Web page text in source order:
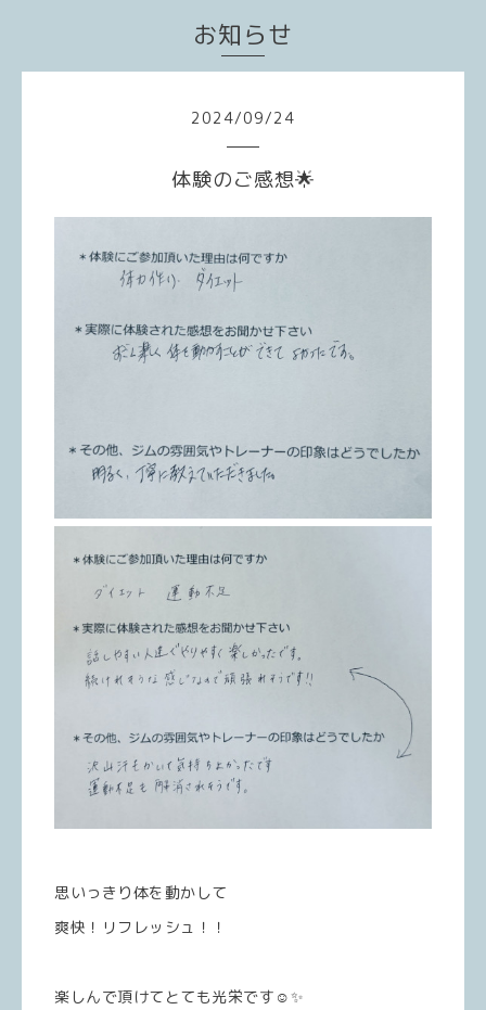
お知らせ
2024/09/24
体験のご感想🌟
思いっきり体を動かして
爽快！リフレッシュ！！
楽しんで頂けてとても光栄です☺️✨